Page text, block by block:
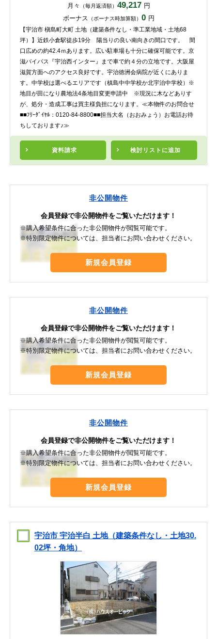
月々 （毎月返済額） 49,217 円
ボーナス （ボーナス時加算額） 0 円
資料請求 検討リスト に追加
【宇治市 槇島町大町 土地（建築条件なし・準工業地域・土地68
坪）】近鉄小倉駅徒歩19分 陽当りの良い南向きの間口です。 間
口広めの約42.4ｍあります。広い駐車場も十分に確保可能です。京
滋バイパス『宇治西インター』まで車で約４分の立地です。大阪屋
滋賀方面へのアクセス良好です。宇治徳洲会病院が近くにありま
す。中学校は選べるエリアです（槙島中中学校か北宇治中学校）※
地目が田になり農地法4条地目変更申請中 ※現況に木などありす
が、処分・造成工事は買主様負担になります。≪本物件のお問合せ
■■ﾌﾘｰﾀﾞｲﾔﾙ：0120-84-8800■■担当大名（おおみょう）お電話お待
ちしております♪≫
非公開物件
会員登録で非公開物件をご覧いただけます！
※購入希望条件に合った非公開物件が閲覧可能です。
※特別限定物件については、担当者にお問い合わせください。
新規会員登録
非公開物件
会員登録で非公開物件をご覧いただけます！
※購入希望条件に合った非公開物件が閲覧可能です。
※特別限定物件については、担当者にお問い合わせください。
新規会員登録
非公開物件
会員登録で非公開物件をご覧いただけます！
※購入希望条件に合った非公開物件が閲覧可能です。
※特別限定物件については、担当者にお問い合わせください。
新規会員登録
宇治市 宇治半白 土地（建築条件なし・土地30.
02坪・角地）